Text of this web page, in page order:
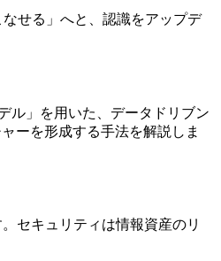
せる」へと、認識をアップデ
ル」を用いた、データドリブン
ーを形成する手法を解説しま
セキュリティは情報資産のリ